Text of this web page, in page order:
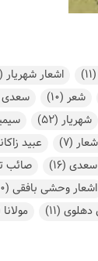
(11) اشعار شهریار (10)
شعر (10) سعدی
شهریار (52)
(7) عبید
(16) صائب
اشعار وحشی بافقی(10)
دهلوی(11) مولانا